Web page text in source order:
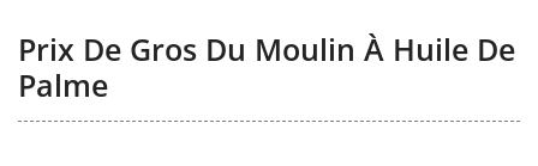
Prix De Gros Du Moulin À Huile De
Palme